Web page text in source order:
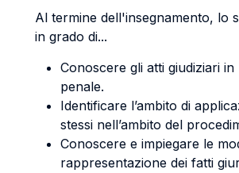
Al termine dell'insegnamento, lo
in grado di...
Conoscere gli atti giudiziari in
penale.
Identificare l’ambito di
stessi nell’ambito del
Conoscere e impiegare le
rappresentazione dei fatti